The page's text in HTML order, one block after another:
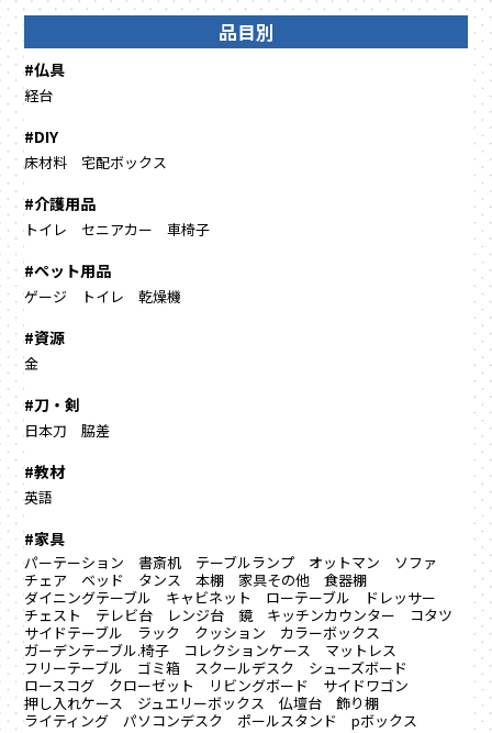
品目別
#仏具
経台
#DIY
床材料 宅配ボックス
#介護用品
トイレ セニアカー 車椅子
#ペット用品
ゲージ トイレ 乾燥機
#資源
金
#刀・剣
日本刀 脇差
#教材
英語
#家具
パーテーション 書斎机 テーブルランプ オットマン
ソファ
チェア
ベッド タンス 本棚 家具その他
食器棚
ダイニングテーブル
キャビネット ローテーブル
ドレッサー
チェスト
テレビ台 レンジ台 鏡 キッチンカウンター
コタツ
サイドテーブル
ラック クッション
カラーボックス
ガーデンテーブル.椅子
コレクションケース
マットレス
フリーテーブル
ゴミ箱 スクールデスク
シューズボード
ロースコグ
クローゼット リビングボード
サイドワゴン
押し入れケース
ジュエリーボックス 仏壇台
飾り棚
ライティング
パソコンデスク ポールスタンド pボックス